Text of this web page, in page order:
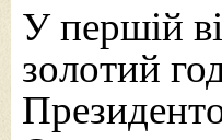
У першій
золотий